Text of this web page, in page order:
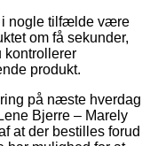
i nogle tilfælde være
om få sekunder,
kontrollerer
produkt.
på næste hverdag
Bjerre – Marely
at der bestilles forud